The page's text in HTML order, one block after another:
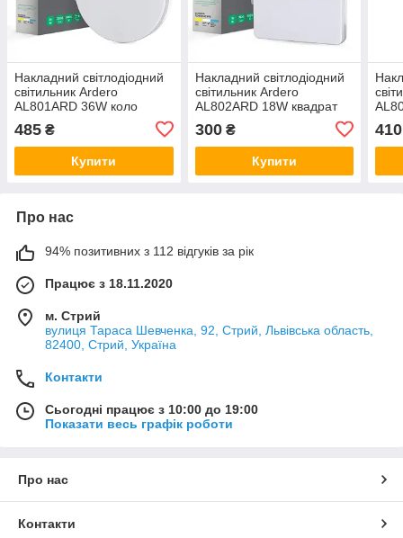
Накладний світлодіодний
світильник Ardero
AL801ARD 36W коло
3060Lm 5000K 230*40mm
485 ₴
Купити
Накладний світлодіодний
світильник Ardero
AL802ARD 18W квадрат
150*150*40mm
300₴
Купити
410
Про нас
94% позитивних з 112 відгуків за рік
Працює з 18.11.2020
м. Стрий
вулиця Тараса Шевченка, 92, Стрий, Львівська область,
82400, Стрий, Україна
Контакти
Сьогодні працює з 10:00 до 19:00
Показати весь графік роботи
Про нас
Контакти